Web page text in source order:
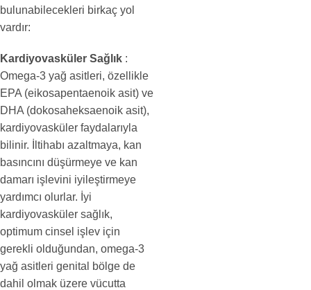
bulunabilecekleri birkaç yol
vardır:
Kardiyovasküler Sağlık :
Omega-3 yağ asitleri, özellikle
EPA (eikosapentaenoik asit) ve
DHA (dokosaheksaenoik asit),
kardiyovasküler faydalarıyla
bilinir. İltihabı azaltmaya, kan
basıncını düşürmeye ve kan
damarı işlevini iyileştirmeye
yardımcı olurlar. İyi
kardiyovasküler sağlık,
optimum cinsel işlev için
gerekli olduğundan, omega-3
yağ asitleri genital bölge de
dahil olmak üzere vücutta